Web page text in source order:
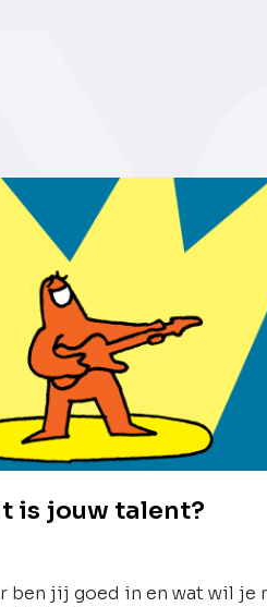
is jouw talent?
ben jij goed in en wat wil je